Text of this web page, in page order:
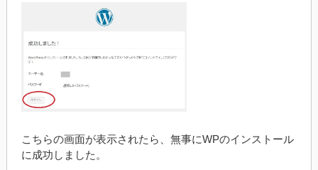
こちらの画面が表示されたら、無事にWPのインストール
に成功しました。